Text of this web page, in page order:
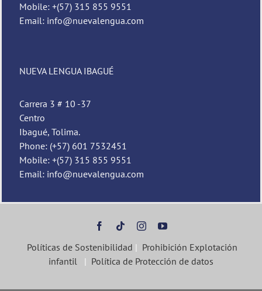
Mobile: +(57) 315 855 9551
Email: info@nuevalengua.com
NUEVA LENGUA IBAGUÉ
Carrera 3 # 10 -37
Centro
Ibagué, Tolima.
Phone: (+57) 601 7532451
Mobile: +(57) 315 855 9551
Email: info@nuevalengua.com
Políticas de Sostenibilidad | Prohibición Explotación
infantil | Política de Protección de datos